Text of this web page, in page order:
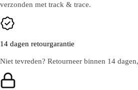
verzonden met track & trace.
14 dagen retourgarantie
Niet tevreden? Retourneer binnen 14